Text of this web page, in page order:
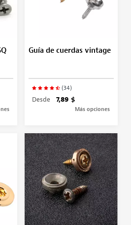
Guía de cuerdas vintage
(34)
Desde 7,89 $
Más opciones